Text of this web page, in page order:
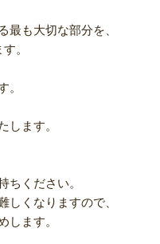
最も大切な部分を、
。
します。
ちください。
しくなりますので、
します。